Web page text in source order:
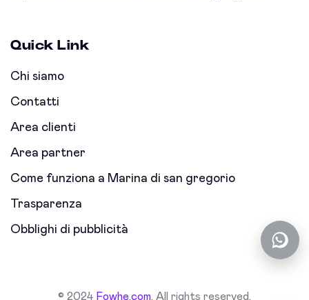
Quick Link
Chi siamo
Contatti
Area clienti
Area partner
Come funziona a Marina di san gregorio
Trasparenza
Obblighi di pubblicità
© 2024 Fowhe.com. All rights reserved.